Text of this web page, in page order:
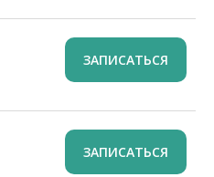
ЗАПИСАТЬСЯ
ЗАПИСАТЬСЯ